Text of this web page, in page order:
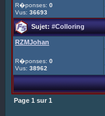
R�ponses: 0
Vus: 36693
Sujet:#Colloring
RZMJohan
R�ponses: 0
Vus: 38962
Page 1 sur 1